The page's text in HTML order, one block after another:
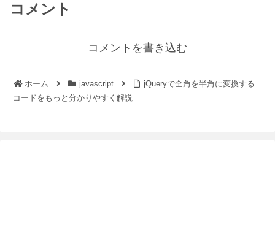
コメント
コメントを書き込む
ホーム javascript
jQueryで全角を半角に変換する
コードをもっと分かりやすく解説